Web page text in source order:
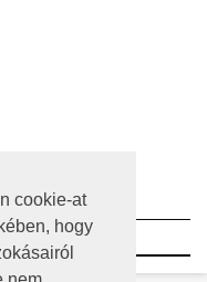
cookie-at
hogy
VÁROS